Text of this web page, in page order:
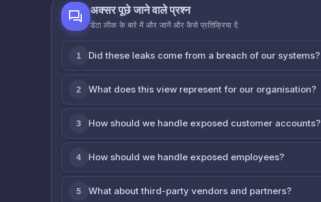
अक्सर पूछे जाने वाले प्रश्न
डेटा लीक के बारे में और जानें और कैसे प्रतिक्रिया दें
1 Did these leaks come from a breach of our systems?
2 What does this view represent for our organisation?
3 How should we handle exposed customer accounts?
4 How should we handle exposed employees?
5 What about third-party vendors and partners?